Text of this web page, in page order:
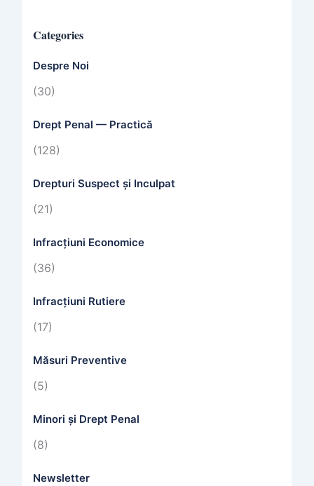
Categories
Despre Noi
(30)
Drept Penal — Practică
(128)
Drepturi Suspect și Inculpat
(21)
Infracțiuni Economice
(36)
Infracțiuni Rutiere
(17)
Măsuri Preventive
(5)
Minori și Drept Penal
(8)
Newsletter